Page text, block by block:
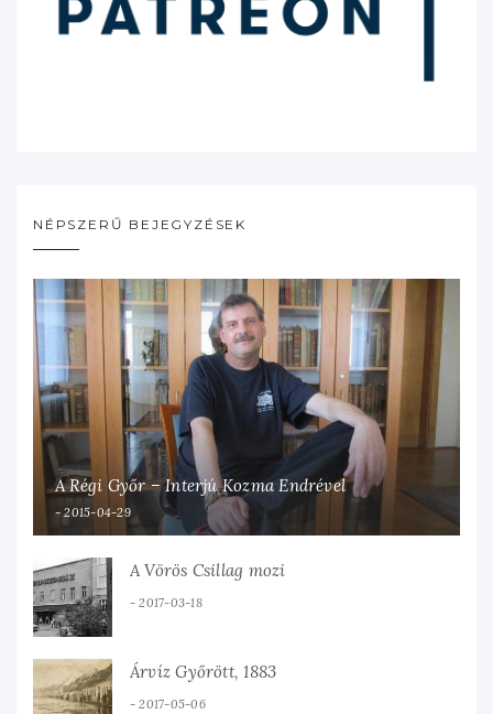
NÉPSZERŰ BEJEGYZÉSEK
A Régi Győr – Interjú Kozma Endrével
2015-04-29
A Vörös Csillag mozi
2017-03-18
Árvíz Győrött, 1883
2017-05-06